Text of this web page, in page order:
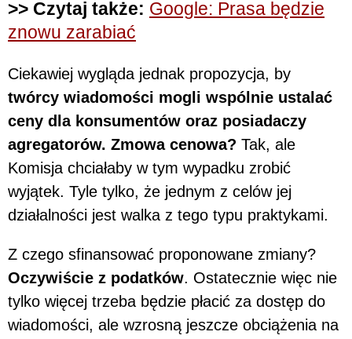
>> Czytaj także: Google: Prasa będzie
znowu zarabiać
Ciekawiej wygląda jednak propozycja, by
twórcy wiadomości mogli wspólnie ustalać
ceny dla konsumentów oraz posiadaczy
agregatorów. Zmowa cenowa? Tak, ale
Komisja chciałaby w tym wypadku zrobić
wyjątek. Tyle tylko, że jednym z celów jej
działalności jest walka z tego typu praktykami.
Z czego sfinansować proponowane zmiany?
Oczywiście z podatków. Ostatecznie więc nie
tylko więcej trzeba będzie płacić za dostęp do
wiadomości, ale wzrosną jeszcze obciążenia na